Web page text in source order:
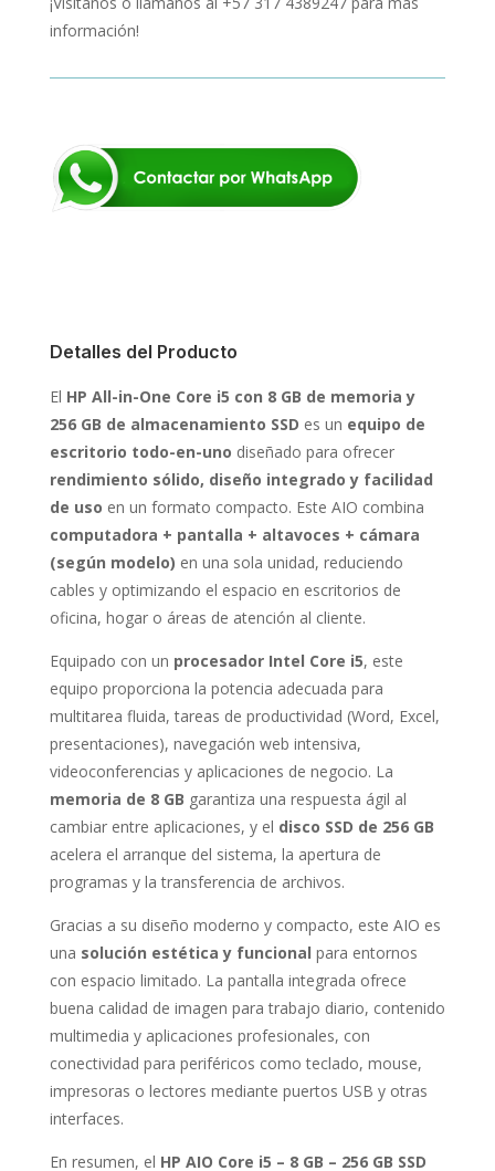
información!
Detalles del Producto
El HP All-in-One Core i5 con 8 GB de memoria y
256 GB de almacenamiento SSD es un equipo de
escritorio todo-en-uno diseñado para ofrecer
rendimiento sólido, diseño integrado y facilidad
de uso en un formato compacto. Este AIO combina
computadora + pantalla + altavoces + cámara
(según modelo) en una sola unidad, reduciendo
cables y optimizando el espacio en escritorios de
oficina, hogar o áreas de atención al cliente.
Equipado con un procesador Intel Core i5, este
equipo proporciona la potencia adecuada para
multitarea fluida, tareas de productividad (Word, Excel,
presentaciones), navegación web intensiva,
videoconferencias y aplicaciones de negocio. La
memoria de 8 GB garantiza una respuesta ágil al
cambiar entre aplicaciones, y el disco SSD de 256 GB
acelera el arranque del sistema, la apertura de
programas y la transferencia de archivos.
Gracias a su diseño moderno y compacto, este AIO es
una solución estética y funcional para entornos
con espacio limitado. La pantalla integrada ofrece
buena calidad de imagen para trabajo diario, contenido
multimedia y aplicaciones profesionales, con
conectividad para periféricos como teclado, mouse,
impresoras o lectores mediante puertos USB y otras
interfaces.
En resumen, el HP AIO Core i5 – 8 GB – 256 GB SSD